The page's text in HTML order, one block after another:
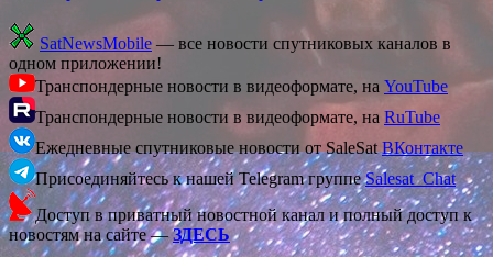
SatNewsMobile — все новости спутниковых каналов в
одном приложении!
Транспондерные новости в видеоформате, на YouTube
Транспондерные новости в видеоформате, на RuTube
Ежедневные спутниковые новости от SaleSatВКонтакте
Присоединяйтесь к нашей Telegram группеSalesat_Chat
Доступ в приватный новостной канал и полный доступ к
новостям на сайте —ЗДЕСЬ